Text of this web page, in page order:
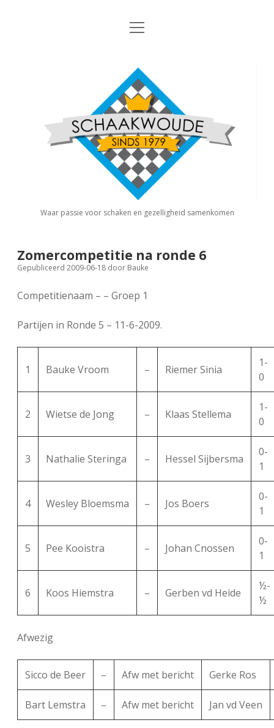
Nieuws
Algemene Informatie
Privacy Statement
Interne Competitie
dropdown
menu
Competitiereglement
Externe Competitie open
KNSB: Schaakwoude I
KNSB: Schaakwoude II
FSB: Schaakwoude I
FSB: Schaakwoude II
FSB: Schaakwoude III
Jeugdschaken
Eregalerij
Agenda
Koppelingen
Sponsoren
facebookinstagram
open
Schaakvereniging
Schaakwoude
Waar passie voor schaken en gezelligheid samenkomen
Zomercompetitie na ronde 6
Gepubliceerd 2009-06-18 door Bauke
Competitienaam – – Groep 1
Partijen in Ronde 5 – 11-6-2009.
1 Bauke Vroom – Riemer Sinia
1-
0
2 Wietse de Jong – Klaas Stellema
1-
0
3 Nathalie Steringa – Hessel Sijbersma
0-
1
4 Wesley Bloemsma – Jos Boers
0-
1
5 Pee Kooistra – Johan Cnossen
0-
1
6 Koos Hiemstra – Gerben vd Heide
½-
½
Afwezig
Sicco de Beer – Afw met bericht Gerke Ros
Bart Lemstra – Afw met bericht Jan vd Veen